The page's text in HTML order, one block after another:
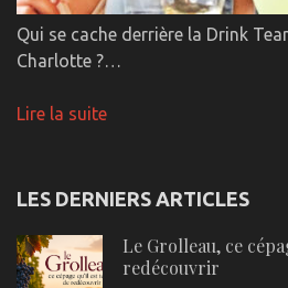
Qui se cache derrière la Drink
Charlotte ?…
Lire la suite
LES DERNIERS ARTICLES
Le Grolleau, ce
redécouvrir